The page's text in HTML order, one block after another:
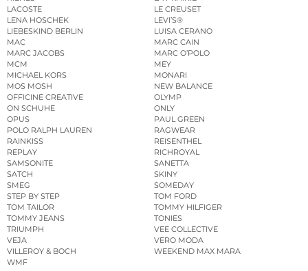
LACOSTE
LE CREUSET
LENA HOSCHEK
LEVI’S®
LIEBESKIND BERLIN
LUISA CERANO
MAC
MARC CAIN
MARC JACOBS
MARC O’POLO
MCM
MEY
MICHAEL KORS
MONARI
MOS MOSH
NEW BALANCE
OFFICINE CREATIVE
OLYMP
ON SCHUHE
ONLY
OPUS
PAUL GREEN
POLO RALPH LAUREN
RAGWEAR
RAINKISS
REISENTHEL
REPLAY
RICHROYAL
SAMSONITE
SANETTA
SATCH
SKINY
SMEG
SOMEDAY
STEP BY STEP
TOM FORD
TOM TAILOR
TOMMY HILFIGER
TOMMY JEANS
TONIES
TRIUMPH
VEE COLLECTIVE
VEJA
VERO MODA
VILLEROY & BOCH
WEEKEND MAX MARA
WMF